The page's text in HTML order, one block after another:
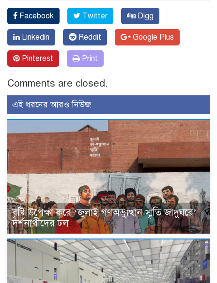
Facebook Twitter Digg
Linkedin Reddit Google Plus
Pinterest Print
Comments are closed.
এই ধরনের আরও নিউজ
বৃষ্টি উপেক্ষা করে ‘জুলাই গণঅভ্যুত্থান স্মৃতি জাদুঘরে’
দর্শনার্থীদের ঢল